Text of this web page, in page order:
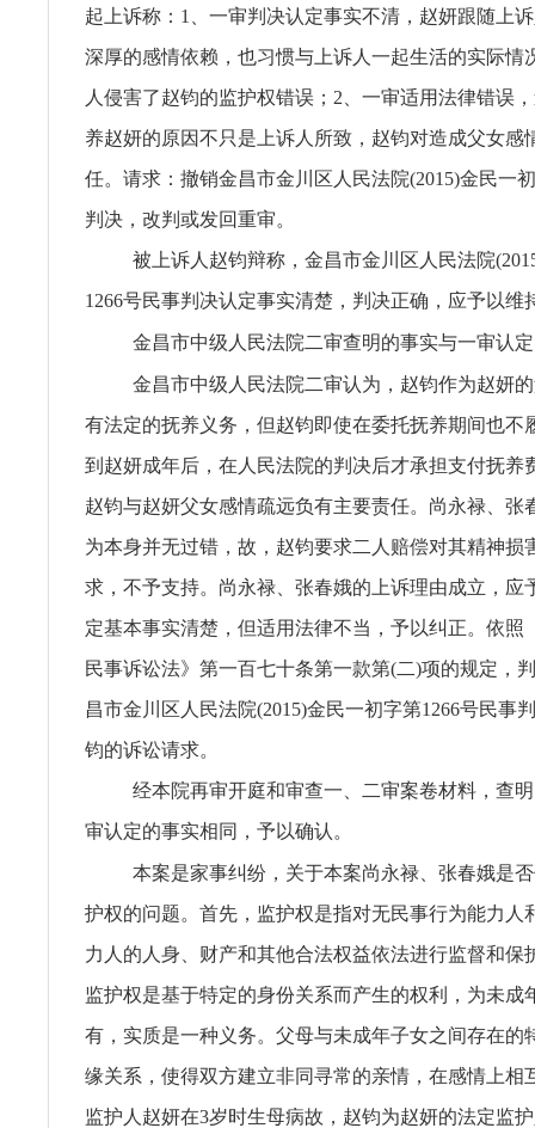
起上诉称：1、一审判决认定事实不清，赵妍跟随上
深厚的感情依赖，也习惯与上诉人一起生活的实际情
人侵害了赵钧的监护权错误；2、一审适用法律错误
养赵妍的原因不只是上诉人所致，赵钧对造成父女感
任。请求：撤销金昌市金川区人民法院(2015)金民一
判决，改判或发回重审。
被上诉人赵钧辩称，金昌市金川区人民法院
1266号民事判决认定事实清楚，判决正确，应予以维
金昌市中级人民法院二审查明的事实与一审认
金昌市中级人民法院二审认为，赵钧作为赵妍
有法定的抚养义务，但赵钧即使在委托抚养期间也不
到赵妍成年后，在人民法院的判决后才承担支付抚养
赵钧与赵妍父女感情疏远负有主要责任。尚永禄、张
为本身并无过错，故，赵钧要求二人赔偿对其精神损
求，不予支持。尚永禄、张春娥的上诉理由成立，应
定基本事实清楚，但适用法律不当，予以纠正。依照
民事诉讼法》第一百七十条第一款第(二)项的规定，
昌市金川区人民法院(2015)金民一初字第1266号民事
钧的诉讼请求。
经本院再审开庭和审查一、二审案卷材料，查
审认定的事实相同，予以确认。
本案是家事纠纷，关于本案尚永禄、张春娥是
护权的问题。首先，监护权是指对无民事行为能力人
力人的人身、财产和其他合法权益依法进行监督和保
监护权是基于特定的身份关系而产生的权利，为未成
有，实质是一种义务。父母与未成年子女之间存在的
缘关系，使得双方建立非同寻常的亲情，在感情上相
监护人赵妍在3岁时生母病故，赵钧为赵妍的法定监